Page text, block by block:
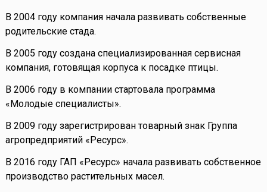
В 2004 году компания начала развивать собственные
родительские стада.
В 2005 году создана специализированная сервисная
компания, готовящая корпуса к посадке птицы.
В 2006 году в компании стартовала программа
«Молодые специалисты».
В 2009 году зарегистрирован товарный знак Группа
агропредприятий «Ресурс».
В 2016 году ГАП «Ресурс» начала развивать собственное
производство растительных масел.